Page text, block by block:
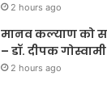
2 hours ago
मानव कल्याण को
– डॉ. दीपक गोस्वामी
2 hours ago